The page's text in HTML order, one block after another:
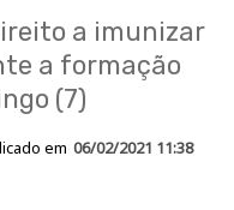
a imunizar
a formação
(7)
em 06/02/2021 11:38